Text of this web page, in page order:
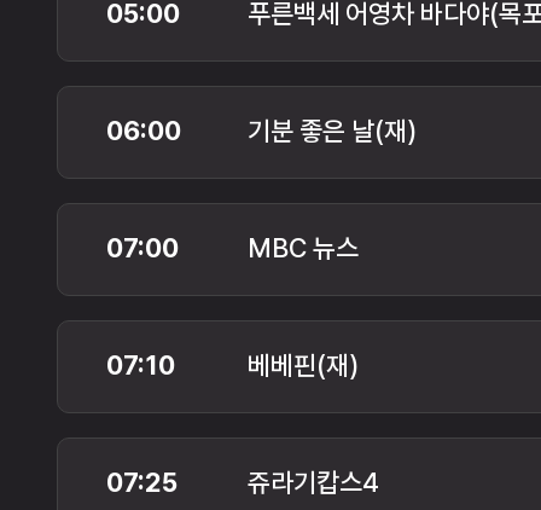
05:00 푸른백세 어영차 바다야(목
06:00 기분 좋은 날(재)
07:00 MBC 뉴스
07:10 베베핀(재)
07:25 쥬라기캅스4